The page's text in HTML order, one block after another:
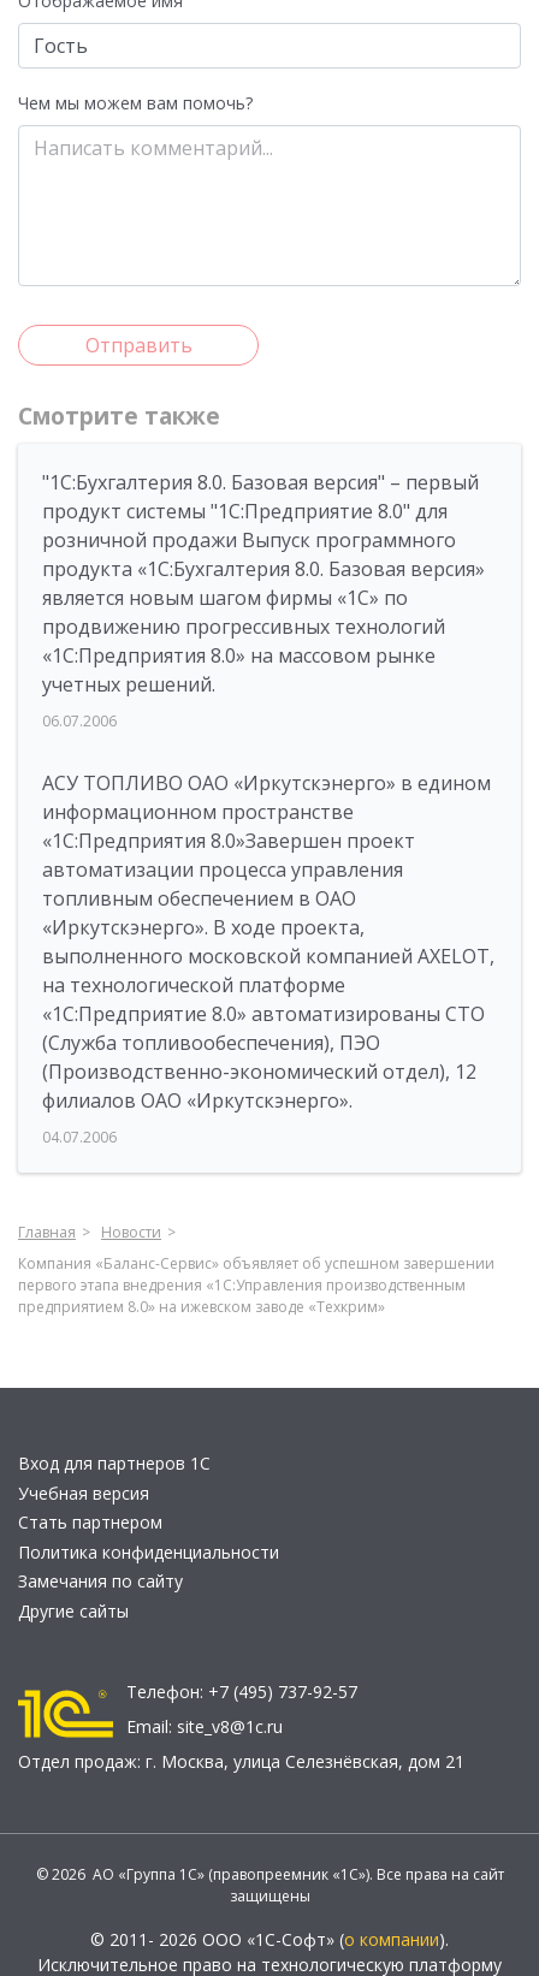
Чем мы можем вам помочь?
Отправить
Смотрите также
"1С:Бухгалтерия 8.0. Базовая версия" – первый
продукт системы "1С:Предприятие 8.0" для
розничной продажи Выпуск программного
продукта «1С:Бухгалтерия 8.0. Базовая версия»
является новым шагом фирмы «1С» по
продвижению прогрессивных технологий
«1С:Предприятия 8.0» на массовом рынке
учетных решений.
06.07.2006
АСУ ТОПЛИВО ОАО «Иркутскэнерго» в едином
информационном пространстве
«1С:Предприятия 8.0»Завершен проект
автоматизации процесса управления
топливным обеспечением в ОАО
«Иркутскэнерго». В ходе проекта,
выполненного московской компанией AXELOT,
на технологической платформе
«1С:Предприятие 8.0» автоматизированы СТО
(Служба топливообеспечения), ПЭО
(Производственно-экономический отдел), 12
филиалов ОАО «Иркутскэнерго».
04.07.2006
Главная
Новости
Компания «Баланс-Сервис» объявляет об успешном завершении
первого этапа внедрения «1С:Управления производственным
предприятием 8.0» на ижевском заводе «Техкрим»
Вход для партнеров 1С
Учебная версия
Стать партнером
Политика конфиденциальности
Замечания по сайту
Другие сайты
Телефон: +7 (495) 737-92-57
Email: site_v8@1c.ru
Отдел продаж: г. Москва, улица Селезнёвская, дом 21
© 2026 АО «Группа 1С» (правопреемник «1С»). Все права на сайт
защищены
© 2011- 2026 ООО «1С-Софт» (о компании).
Исключительное право на технологическую платформу